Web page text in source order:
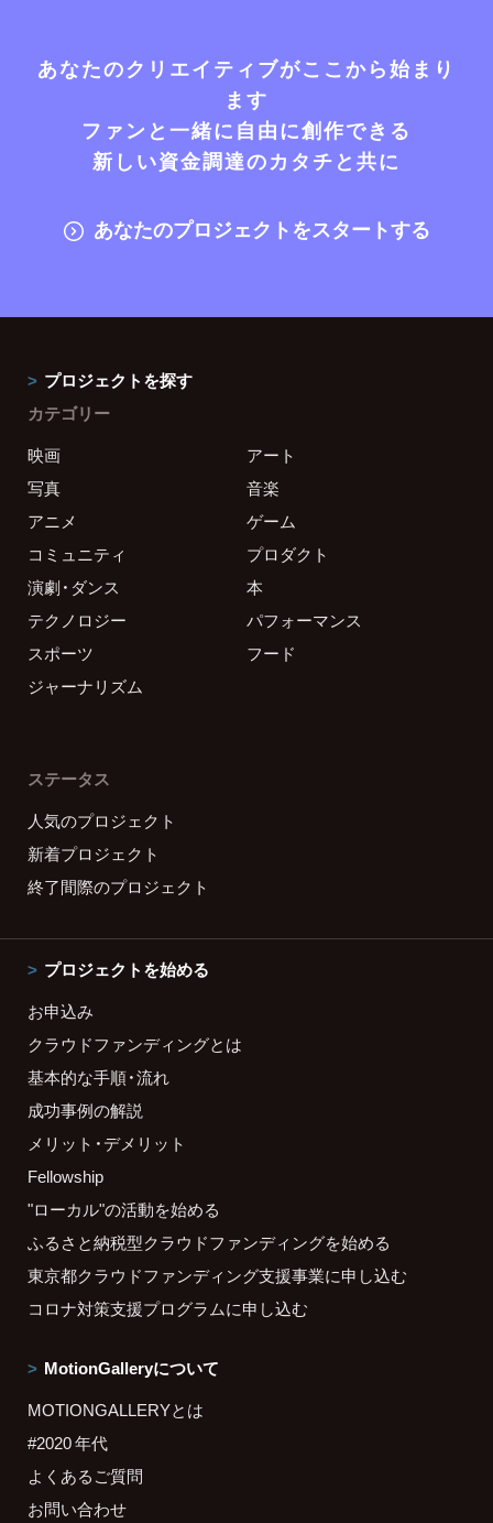
あなたのクリエイティブがここから始まり
ます
ファンと一緒に自由に創作できる
新しい資金調達のカタチと共に
あなたのプロジェクトをスタートする
プロジェクトを探す
カテゴリー
映画
アート
写真
音楽
アニメ
ゲーム
コミュニティ
プロダクト
演劇・ダンス
本
テクノロジー
パフォーマンス
スポーツ
フード
ジャーナリズム
ステータス
人気のプロジェクト
新着プロジェクト
終了間際のプロジェクト
プロジェクトを始める
お申込み
クラウドファンディングとは
基本的な手順・流れ
成功事例の解説
メリット・デメリット
Fellowship
"ローカル"の活動を始める
ふるさと納税型クラウドファンディングを始める
東京都クラウドファンディング支援事業に申し込む
コロナ対策支援プログラムに申し込む
MotionGalleryについて
MOTIONGALLERYとは
#2020 年代
よくあるご質問
お問い合わせ